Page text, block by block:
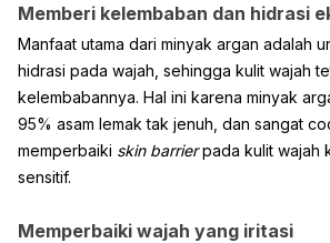
Memberi kelembaban dan hidrasi
Manfaat utama dari minyak argan adalah
hidrasi pada wajah, sehingga kulit wajah
kelembabannya. Hal ini karena minyak
95% asam lemak tak jenuh, dan sangat
memperbaiki skin barrierpada kulit wajah
sensitif.
Memperbaiki wajah yang iritasi